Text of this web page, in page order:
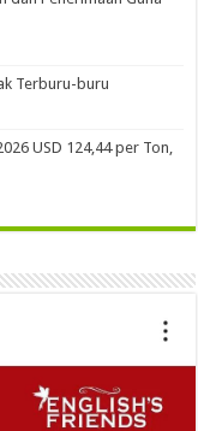
Terburu-buru
USD 124,44 per Ton,